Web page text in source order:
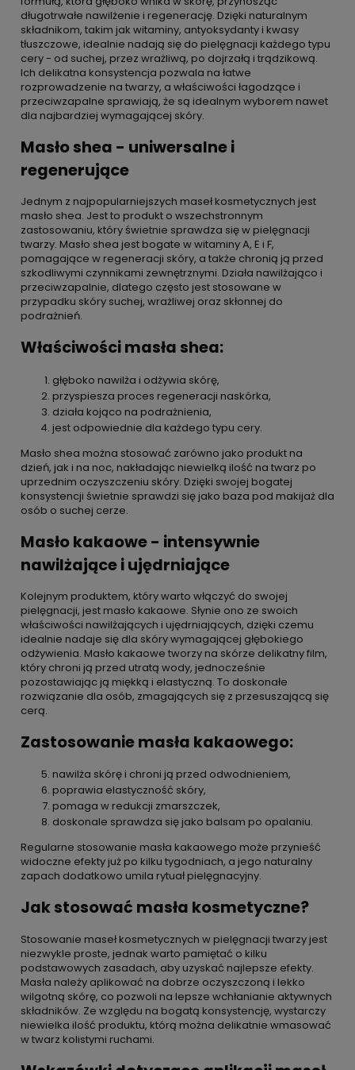
długotrwałe nawilżenie i regenerację. Dzięki naturalnym
składnikom, takim jak witaminy, antyoksydanty i kwasy
tłuszczowe, idealnie nadają się do pielęgnacji każdego typu
cery - od suchej, przez wrażliwą, po dojrzałą i trądzikową.
Ich delikatna konsystencja pozwala na łatwe
rozprowadzenie na twarzy, a właściwości łagodzące i
przeciwzapalne sprawiają, że są idealnym wyborem nawet
dla najbardziej wymagającej skóry.
Masło shea - uniwersalne i
regenerujące
Jednym z najpopularniejszych maseł kosmetycznych jest
masło shea. Jest to produkt o wszechstronnym
zastosowaniu, który świetnie sprawdza się w pielęgnacji
twarzy. Masło shea jest bogate w witaminy A, E i F,
pomagające w regeneracji skóry, a także chronią ją przed
szkodliwymi czynnikami zewnętrznymi. Działa nawilżająco i
przeciwzapalnie, dlatego często jest stosowane w
przypadku skóry suchej, wrażliwej oraz skłonnej do
podrażnień.
Właściwości masła shea:
głęboko nawilża i odżywia skórę,
przyspiesza proces regeneracji naskórka,
działa kojąco na podrażnienia,
jest odpowiednie dla każdego typu cery.
Masło shea można stosować zarówno jako produkt na
dzień, jak i na noc, nakładając niewielką ilość na twarz po
uprzednim oczyszczeniu skóry. Dzięki swojej bogatej
konsystencji świetnie sprawdzi się jako baza pod makijaż dla
osób o suchej cerze.
Masło kakaowe - intensywnie
nawilżające i ujędrniające
Kolejnym produktem, który warto włączyć do swojej
pielęgnacji, jest masło kakaowe. Słynie ono ze swoich
właściwości nawilżających i ujędrniających, dzięki czemu
idealnie nadaje się dla skóry wymagającej głębokiego
odżywienia. Masło kakaowe tworzy na skórze delikatny film,
który chroni ją przed utratą wody, jednocześnie
pozostawiając ją miękką i elastyczną. To doskonałe
rozwiązanie dla osób, zmagających się z przesuszającą się
cerą.
Zastosowanie masła kakaowego:
nawilża skórę i chroni ją przed odwodnieniem,
poprawia elastyczność skóry,
pomaga w redukcji zmarszczek,
doskonale sprawdza się jako balsam po opalaniu.
Regularne stosowanie masła kakaowego może przynieść
widoczne efekty już po kilku tygodniach, a jego naturalny
zapach dodatkowo umila rytuał pielęgnacyjny.
Jak stosować masła kosmetyczne?
Stosowanie maseł kosmetycznych w pielęgnacji twarzy jest
niezwykle proste, jednak warto pamiętać o kilku
podstawowych zasadach, aby uzyskać najlepsze efekty.
Masła należy aplikować na dobrze oczyszczoną i lekko
wilgotną skórę, co pozwoli na lepsze wchłanianie aktywnych
składników. Ze względu na bogatą konsystencję, wystarczy
niewielka ilość produktu, którą można delikatnie wmasować
w twarz kolistymi ruchami.